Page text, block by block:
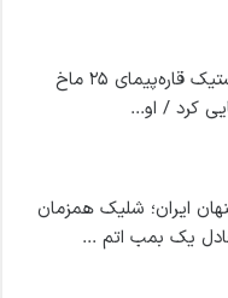
تورکیه از موشک بالستیک قاره‌پیمای ۲۵ ماخ
کرد / او...
ایران؛ شلیک همزمان